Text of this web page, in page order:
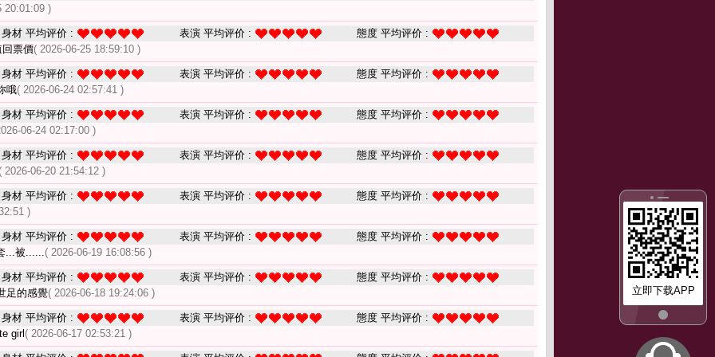
立即下载APP
20:01:09 )
身材 平均评价 : 表演 平均评价 :
態度 平均评价 :
票價( 2026-06-25 18:59:10 )
身材 平均评价 : 表演 平均评价 :
態度 平均评价 :
哦( 2026-06-24 02:57:41 )
身材 平均评价 : 表演 平均评价 :
態度 平均评价 :
06-24 02:17:00 )
身材 平均评价 : 表演 平均评价 :
態度 平均评价 :
2026-06-20 21:54:12 )
身材 平均评价 : 表演 平均评价 :
態度 平均评价 :
)
身材 平均评价 : 表演 平均评价 :
態度 平均评价 :
...被......( 2026-06-19 16:08:56 )
身材 平均评价 : 表演 平均评价 :
態度 平均评价 :
足的感覺( 2026-06-18 19:24:06 )
身材 平均评价 : 表演 平均评价 :
態度 平均评价 :
girl ( 2026-06-17 02:53:21 )